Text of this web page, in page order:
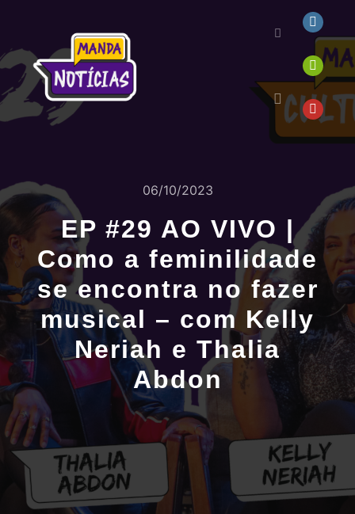
06/10/2023
EP #29 AO VIVO |
Como a feminilidade
se encontra no fazer
musical – com Kelly
Neriah e Thalia
Abdon